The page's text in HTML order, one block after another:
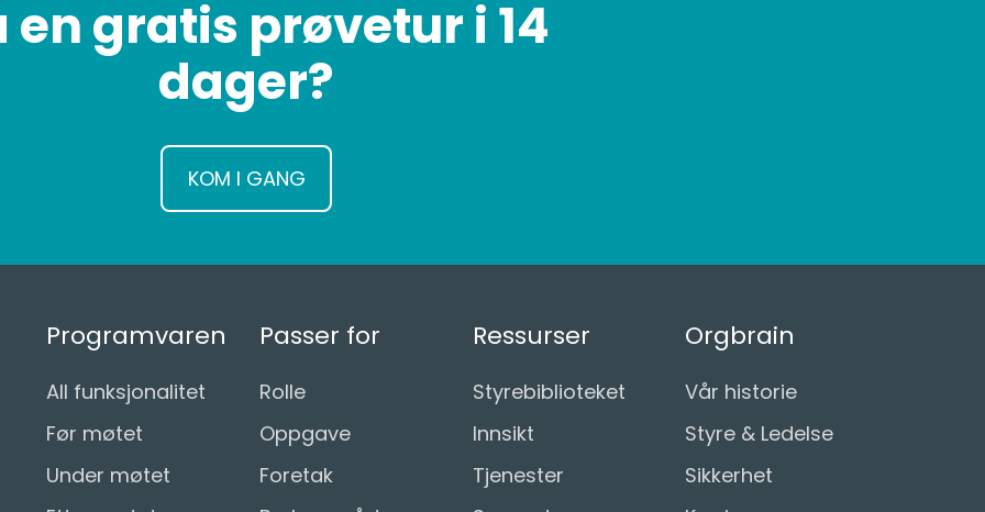
en gratis prøvetur i 14
dager?
KOM I GANG
Programvaren
All funksjonalitet
Før møtet
Under møtet
Passer for
Rolle
Oppgave
Foretak
Ressurser
Styrebiblioteket
Innsikt
Tjenester
Orgbrain
Vår historie
Styre & Ledelse
Sikkerhet